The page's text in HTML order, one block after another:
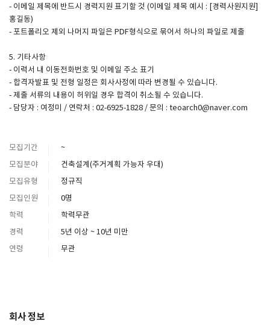
- 이메일 제목에 반드시 경력지원 표기할 것 (이메일 제목 예시 : [경력사원지원]
홍길동)
- 포트폴리오 제외 나머지 파일은 PDF형식으로 묶어서 하나의 파일로 제출
5. 기타사항
- 이력서 내 이동전화번호 및 이메일 주소 표기
- 합격자발표 및 전형 일정은 회사사정에 따라 변경될 수 있습니다.
- 제출 서류의 내용이 허위일 경우 합격이 취소될 수 있습니다.
- 담당자 : 여정미 / 연락처 : 02-6925-1828 / 문의 : teoarch0@naver.com
모집기간
~
모집분야
건축설계(주거계획 가능자 우대)
모집유형
정규직
모집인원
0명
학력
학력무관
경력
5년 이상 ~ 10년 미만
연령
무관
회사 정보